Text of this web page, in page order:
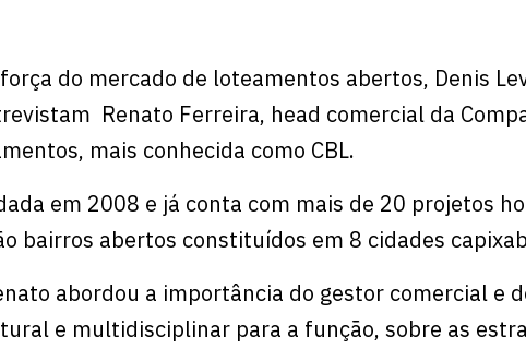
do mercado de loteamentos abertos, Denis
Renato Ferreira, head comercial da
mais conhecida como CBL.
em 2008 e já conta com mais de 20 projetos
bairros abertos constituídos em 8 cidades
abordou a importância do gestor comercial e
e multidisciplinar para a função, sobre as